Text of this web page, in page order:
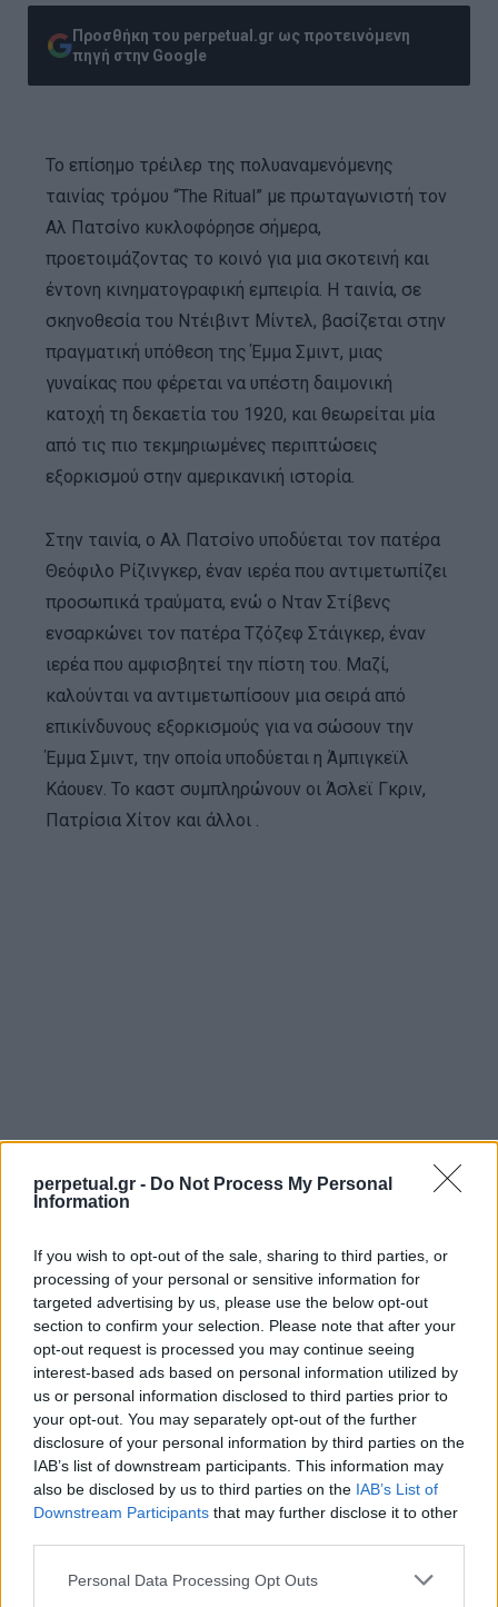
perpetual.gr - Do Not Process My Personal
Information
If you wish to opt-out of the sale, sharing to third parties, or
processing of your personal or sensitive information for
targeted advertising by us, please use the below opt-out
section to confirm your selection. Please note that after your
opt-out request is processed you may continue seeing
interest-based ads based on personal information utilized by
us or personal information disclosed to third parties prior to
your opt-out. You may separately opt-out of the further
disclosure of your personal information by third parties on the
IAB’s list of downstream participants. This information may
also be disclosed by us to third parties on the IAB’s List of
Downstream Participants that may further disclose it to other
Personal Data Processing Opt Outs
Προσθήκη του perpetual.gr ως προτεινόμενη
πηγή στην Google
Το επίσημο τρέιλερ της πολυαναμενόμενης
ταινίας τρόμου “The Ritual” με πρωταγωνιστή τον
Αλ Πατσίνο κυκλοφόρησε σήμερα,
προετοιμάζοντας το κοινό για μια σκοτεινή και
έντονη κινηματογραφική εμπειρία. Η ταινία, σε
σκηνοθεσία του Nτέιβιντ Μίντελ, βασίζεται στην
πραγματική υπόθεση της Έμμα Σμιντ, μιας
γυναίκας που φέρεται να υπέστη δαιμονική
κατοχή τη δεκαετία του 1920, και θεωρείται μία
από τις πιο τεκμηριωμένες περιπτώσεις
εξορκισμού στην αμερικανική ιστορία.
Στην ταινία, ο Αλ Πατσίνο υποδύεται τον πατέρα
Θεόφιλο Ρίζινγκερ, έναν ιερέα που αντιμετωπίζει
προσωπικά τραύματα, ενώ ο Νταν Στίβενς
ενσαρκώνει τον πατέρα Τζόζεφ Στάιγκερ, έναν
ιερέα που αμφισβητεί την πίστη του. Μαζί,
καλούνται να αντιμετωπίσουν μια σειρά από
επικίνδυνους εξορκισμούς για να σώσουν την
Έμμα Σμιντ, την οποία υποδύεται η Άμπιγκεϊλ
Κάουεν. Το καστ συμπληρώνουν οι Άσλεϊ Γκριν,
Πατρίσια Χίτον και άλλοι .
Το τρέιλερ αποκαλύπτει μια ατμόσφαιρα έντασης
των ιερέων όχι μόνο με τις υπερφυσικές
δυνάμεις αλλά και με τους εσωτερικούς τους
δαίμονες. Η ταινία αναμένεται να κυκλοφορήσει
στις κινηματογραφικές αίθουσες της Βόρειας
Αμερικής στις 6 Ιουνίου 2025, ενώ στο Ηνωμένο
Βασίλειο και την Ιρλανδία θα προβληθεί μια
εβδομάδα νωρίτερα, στις 30 Μαΐου.
Για μια πρώτη γεύση από την ταινία, μπορείτε να
παρακολουθήσετε το επίσημο τρέιλερ εδώ: